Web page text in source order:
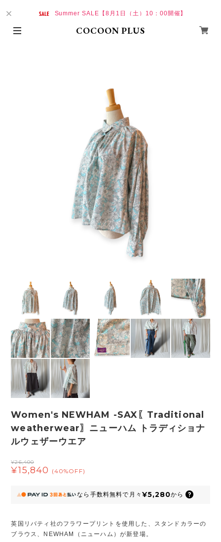
Summer SALE【8月1日（土）10：00開催】
COCOON PLUS
Women's NEWHAM -SAX〖Traditional
weatherwear〗ニューハム トラディショナ
ルウェザーウエア
¥26,400
¥15,840 (40%OFF)
なら 手数料無料で 月々 ¥5,280から
英国リバティ社のフラワープリントを使用した、スタンドカラーの
ブラウス、NEWHAM（ニューハム）が新登場。